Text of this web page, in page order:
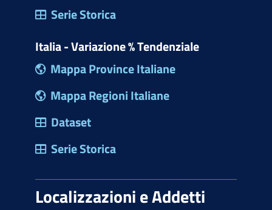
Serie Storica
Italia - Variazione % Tendenziale
Mappa Province Italiane
Mappa Regioni Italiane
Dataset
Serie Storica
Localizzazioni e Addetti